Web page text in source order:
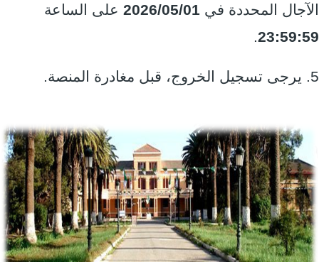
الآجال المحددة في 2026/05/01 على الساعة
23:59:59
.
5. يرجى تسجيل الخروج، قبل مغادرة المنصة.